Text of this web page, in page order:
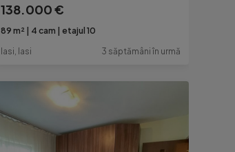
138.000 €
89 m² 4 cam
etajul 10
Iasi, Iasi
3 săptămâni în urmă